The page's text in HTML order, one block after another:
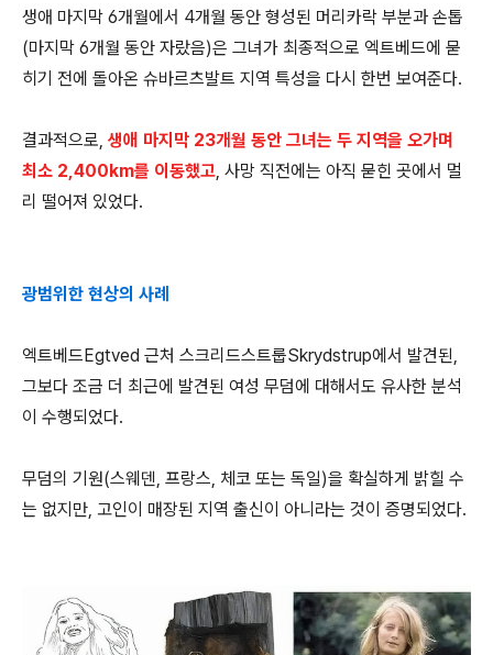
생애 마지막 6개월에서 4개월 동안 형성된 머리카락 부분과 손톱
(마지막 6개월 동안 자랐음)은 그녀가 최종적으로 엑트베드에 묻
히기 전에 돌아온 슈바르츠발트 지역 특성을 다시 한번 보여준다.
결과적으로, 생애 마지막 23개월 동안 그녀는 두 지역을 오가며
최소 2,400km를 이동했고, 사망 직전에는 아직 묻힌 곳에서 멀
리 떨어져 있었다.
광범위한 현상의 사례
엑트베드Egtved 근처 스크리드스트룹Skrydstrup에서 발견된,
그보다 조금 더 최근에 발견된 여성 무덤에 대해서도 유사한 분석
이 수행되었다.
무덤의 기원(스웨덴, 프랑스, 체코 또는 독일)을 확실하게 밝힐 수
는 없지만, 고인이 매장된 지역 출신이 아니라는 것이 증명되었다.